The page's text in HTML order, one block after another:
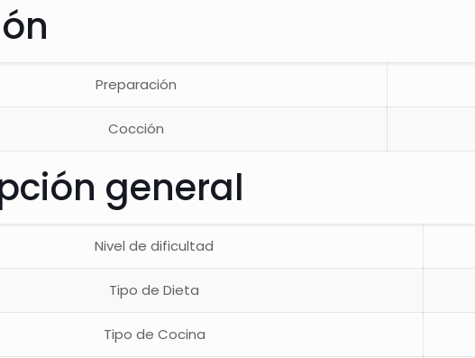
Preparación
Cocción
general
Nivel de dificultad
Tipo de Dieta
Tipo de Cocina